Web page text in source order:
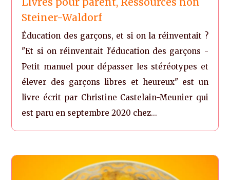
Steiner-Waldorf
Éducation des garçons, et si on la réinventait ?
"Et si on réinventait l'éducation des garçons -
Petit manuel pour dépasser les stéréotypes et
élever des garçons libres et heureux" est un
livre écrit par Christine Castelain-Meunier qui
est paru en septembre 2020 chez...